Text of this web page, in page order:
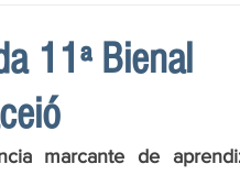
11ª Bienal
marcante de